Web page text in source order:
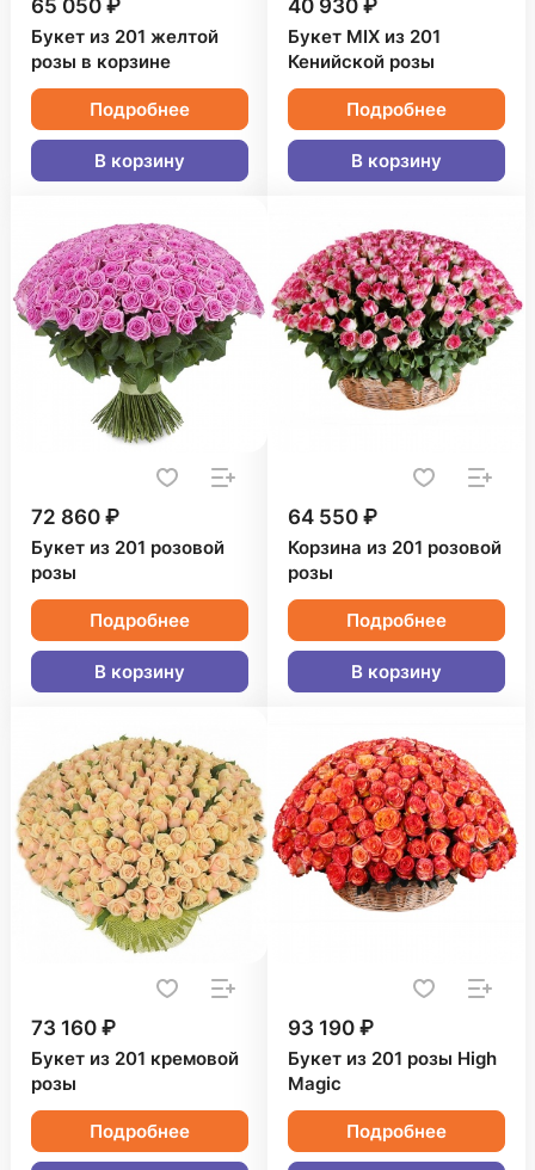
65 050 ₽
Букет из 201 желтой
розы в корзине
Подробнее
В корзину
40 930 ₽
Букет MIX из 201
Кенийской розы
Подробнее
В корзину
72 860 ₽
Букет из 201 розовой
розы
Подробнее
В корзину
64 550 ₽
Корзина из 201 розовой
розы
Подробнее
В корзину
73 160 ₽
Букет из 201 кремовой
розы
Подробнее
93 190 ₽
Букет из 201 розы High
Magic
Подробнее